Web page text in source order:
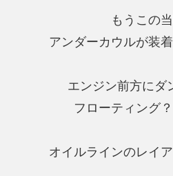
もうこの
アンダーカウルが装
エンジン前方にダ
フローティング
オイルラインのレイ